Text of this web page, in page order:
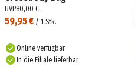
59,95 € / 1 Stk.
UVP80,00 €
Online verfügbar
In die Filiale lieferbar